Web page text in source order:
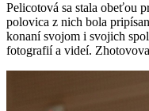
Pelicotová sa stala obeťou
polovica z nich bola
konaní svojom i svojich
fotografií a videí.